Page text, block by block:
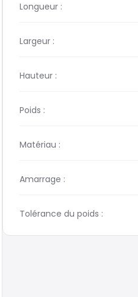
Longueur :
Largeur :
Hauteur :
Poids :
Matériau :
Amarrage :
Tolérance du poids :